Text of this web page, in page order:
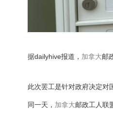
据dailyhive报道， 加拿大邮
此次罢工是针对政府决定对
同一天， 加拿大邮政工人联